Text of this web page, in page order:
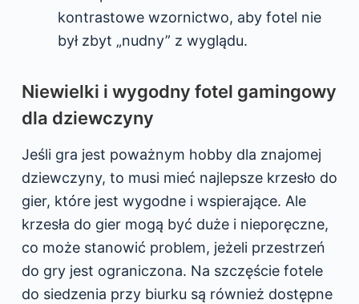
kontrastowe wzornictwo, aby fotel nie
był zbyt „nudny” z wyglądu.
Niewielki i wygodny fotel gamingowy
dla dziewczyny
Jeśli gra jest poważnym hobby dla znajomej
dziewczyny, to musi mieć najlepsze krzesło do
gier, które jest wygodne i wspierające. Ale
krzesła do gier mogą być duże i nieporęczne,
co może stanowić problem, jeżeli przestrzeń
do gry jest ograniczona. Na szczęście fotele
do siedzenia przy biurku są również dostępne